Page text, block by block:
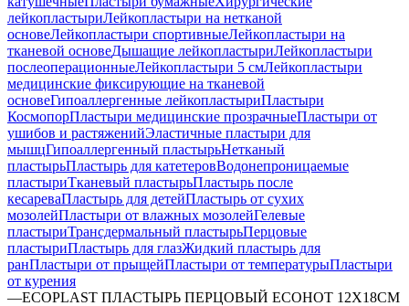
лейкопластыриЛейкопластыри на нетканой
основеЛейкопластыри спортивныеЛейкопластыри на
тканевой основеДышащие лейкопластыриЛейкопластыри
послеоперационныеЛейкопластыри 5 смЛейкопластыри
медицинские фиксирующие на тканевой
основеГипоаллергенные лейкопластыриПластыри
КосмопорПластыри медицинские прозрачныеПластыри от
ушибов и растяженийЭластичные пластыри для
мышцГипоаллергенный пластырьНетканый
пластырьПластырь для катетеровВодонепроницаемые
пластыриТканевый пластырьПластырь после
кесареваПластырь для детейПластырь от сухих
мозолейПластыри от влажных мозолейГелевые
пластыриТрансдермальный пластырьПерцовые
пластыриПластырь для глазЖидкий пластырь для
ранПластыри от прыщейПластыри от температурыПластыри
от курения
—ECOPLAST ПЛАСТЫРЬ ПЕРЦОВЫЙ ECOHOT 12Х18СМ